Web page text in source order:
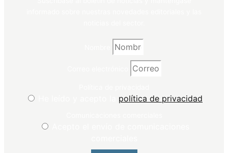
política de privacidad